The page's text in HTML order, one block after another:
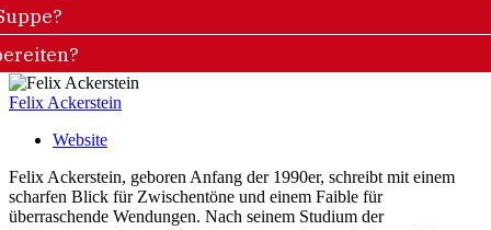
Felix Ackerstein
Website
Felix Ackerstein, geboren Anfang der 1990er, schreibt mit einem
scharfen Blick für Zwischentöne und einem Faible für
überraschende Wendungen. Nach seinem Studium der